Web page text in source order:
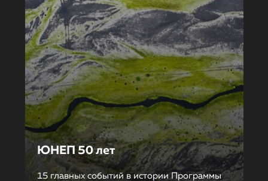
ЮНЕП 50 лет
15 главных событий в истории Программы